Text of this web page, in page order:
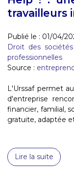
travailleurs
Publié le : 01/04/
Droit des sociétés
professionnelles
Source :
L'Urssaf permet
d'entreprise
financier, familial,
gratuite, adaptée
Lire la suite